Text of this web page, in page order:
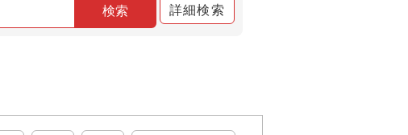
検索 詳細検索